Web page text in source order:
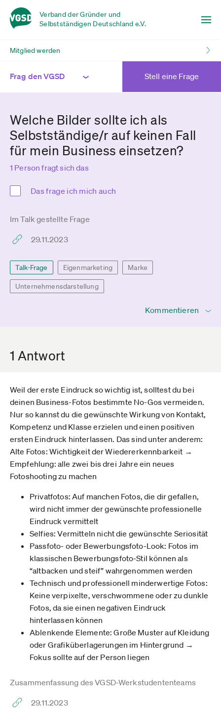
Verband der Gründer und
Selbstständigen Deutschland e.V.
Mitglied werden
Frag den VGSD Stell eine Frage
Welche Bilder sollte ich als
Selbstständige/r auf keinen Fall
für mein Business einsetzen?
1 Person fragt sich das
Das frage ich mich auch
Im Talk gestellte Frage
29.11.2023
Talk-Frage Eigenmarketing Marke
Unternehmensdarstellung
Kommentieren
1 Antwort
Weil der erste Eindruck so wichtig ist, solltest du bei
deinen Business-Fotos bestimmte No-Gos vermeiden.
Nur so kannst du die gewünschte Wirkung von Kontakt,
Kompetenz und Klasse erzielen und einen positiven
ersten Eindruck hinterlassen. Das sind unter anderem:
Alte Fotos: Wichtigkeit der Wiedererkennbarkeit →
Empfehlung: alle zwei bis drei Jahre ein neues
Fotoshooting zu machen
Privatfotos: Auf manchen Fotos, die dir gefallen,
wird nicht immer der gewünschte professionelle
Eindruck vermittelt
Selfies: Vermitteln nicht die gewünschte Seriosität
Passfoto- oder Bewerbungsfoto-Look: Fotos im
klassischen Bewerbungsfoto-Stil können als
“altbacken und steif” wahrgenommen werden
Technisch und professionell minderwertige Fotos:
Keine verpixelte, verschwommene oder zu dunkle
Fotos, da sie einen negativen Eindruck
hinterlassen können
Ablenkende Elemente: Große Muster auf Kleidung
oder Grafiküberlagerungen im Hintergrund →
Fokus sollte auf der Person liegen
Zusammenfassung des VGSD-Werkstudententeams
29.11.2023